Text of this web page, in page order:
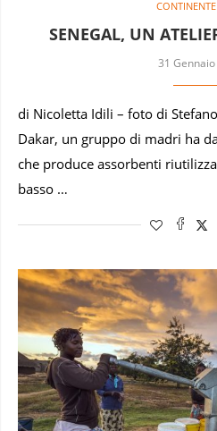
SENEGAL, UN
31
di Nicoletta Idili – foto di
Dakar, un gruppo di madri ha
che produce assorbenti
basso …